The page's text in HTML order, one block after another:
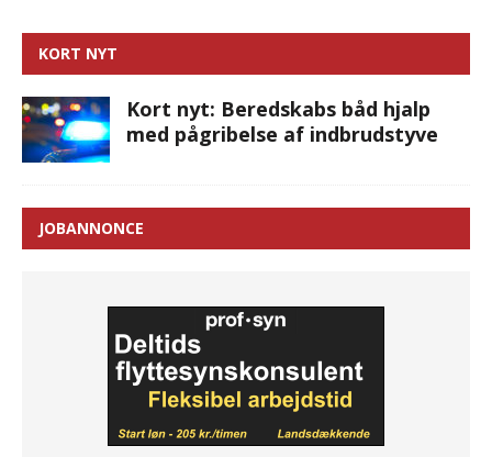
KORT NYT
Kort nyt: Beredskabs båd hjalp
med pågribelse af indbrudstyve
JOBANNONCE